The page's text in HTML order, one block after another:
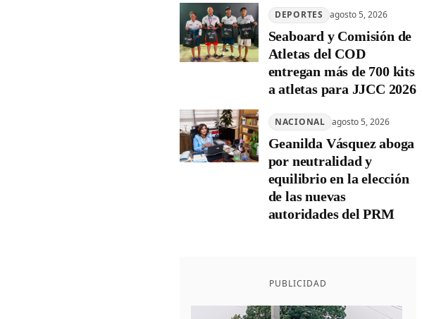
DEPORTES agosto 5, 2026
Seaboard y Comisión de
Atletas del COD
entregan más de 700 kits
a atletas para JJCC 2026
NACIONAL agosto 5, 2026
Geanilda Vásquez aboga
por neutralidad y
equilibrio en la elección
de las nuevas
autoridades del PRM
PUBLICIDAD